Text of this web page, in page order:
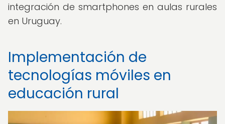
integración de smartphones en aulas rurales
en Uruguay.
Implementación de
tecnologías móviles en
educación rural